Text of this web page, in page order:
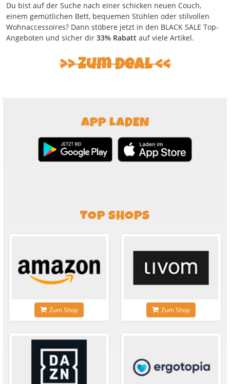
Du bist auf der Suche nach einer schicken neuen Couch,
einem gemütlichen Bett, bequemen Stühlen oder stilvollen
Wohnaccessoires? Dann stöbere jetzt in den BLACK SALE Top-
Angeboten und sicher dir 33% Rabatt auf viele Artikel.
Zum Deal
APP LADEN
TOP SHOPS
Zum Shop Zum Shop